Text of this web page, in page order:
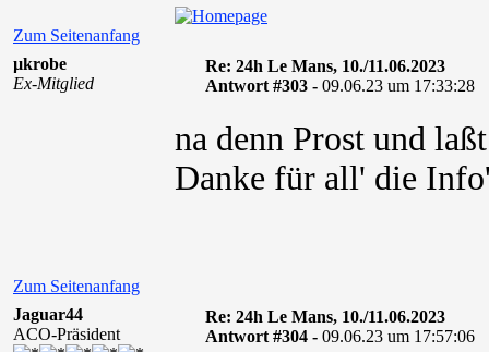
Zum Seitenanfang
µkrobe
Ex-Mitglied
Re: 24h Le Mans, 10./11.06.2023
Antwort #303 - 09.06.23 um 17:33:28
na denn Prost und
Danke für all' die
Zum Seitenanfang
Jaguar44
ACO-Präsident
Re: 24h Le Mans, 10./11.06.2023
Antwort #304 - 09.06.23 um 17:57:06